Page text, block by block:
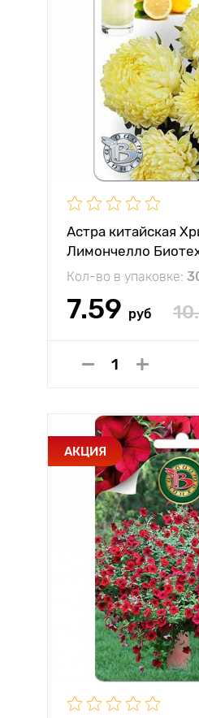
Астра китайская
Лимончелло
Кол-во в упаковке:
7.59 руб
АКЦИЯ